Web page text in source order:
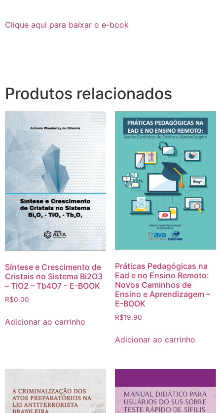
Clique aqui para baixar o e-book
Produtos relacionados
Síntese e Crescimento de
Cristais no Sistema Bi2O3
– TiO2 – Tb4O7 – E-BOOK
R$0.00
Adicionar ao carrinho
Práticas Pedagógicas na
Ead e no Ensino Remoto:
Novos Caminhos de
Ensino e Aprendizagem –
E-BOOK
R$19.90
Adicionar ao carrinho